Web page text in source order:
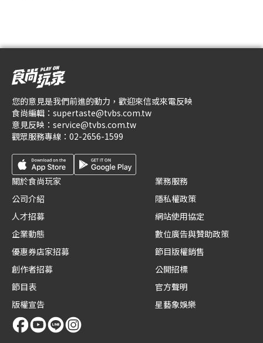
您的意見是我們前進的動力，歡迎來信或來電反映
食尚編輯： supertaste@tvbs.com.tw
意見反映： service@tvbs.com.tw
觀眾服務專線： 02-2656-1599
關於食尚玩家
公司介紹
人才招募
企業動態
優惠券店家招募
創作者招募
節目表
版權宣告
業務服務
隱私權政策
網站使用協定
數位廣告與贊助政策
節目版權銷售
公開招標
官方聲明
星藝象娛樂